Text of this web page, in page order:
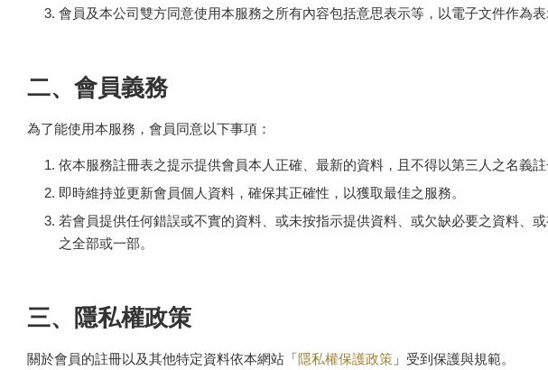
會員及本公司雙方同意使用本服務之所有內容包括意思表示等，以電子文件作為表
二、會員義務
為了能使用本服務，會員同意以下事項：
依本服務註冊表之提示提供會員本人正確、最新的資料，且不得以第三人之名義
即時維持並更新會員個人資料，確保其正確性，以獲取最佳之服務。
若會員提供任何錯誤或不實的資料、或未按指示提供資料、或欠缺必要之資料、
之全部或一部。
三、隱私權政策
關於會員的註冊以及其他特定資料依本網站「隱私權保護政策 」受到保護與規範。